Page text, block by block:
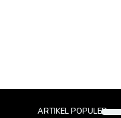
ARTIKEL POPULER